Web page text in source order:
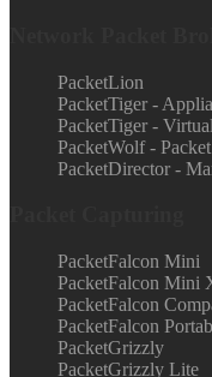
PacketLion
PacketTiger -
PacketTiger - Virtual
PacketWolf -
PacketDirector -
PacketFalcon Mini
PacketFalcon Mini
PacketFalcon
PacketFalcon
PacketGrizzly
PacketGrizzly Lite